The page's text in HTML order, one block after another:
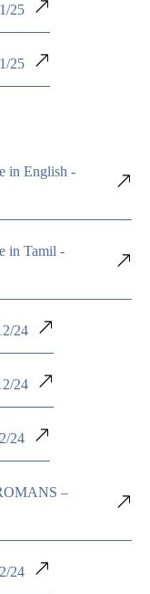
25
25
in English -
in Tamil -
24
24
24
–
24